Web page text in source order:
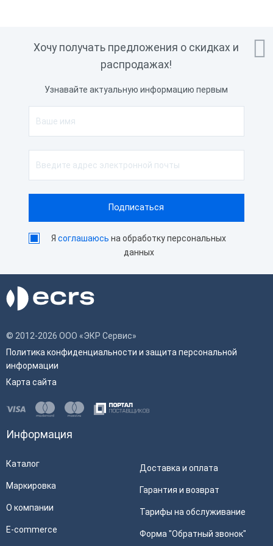

Хочу получать предложения о скидках и
распродажах!
Узнавайте актуальную информацию первым
Ясоглашаюсь на обработку персональных
данных
© 2012-2026 ООО «ЭКР Сервис»
Политика конфиденциальности и защита персональной
информации
Карта сайта
Информация
Каталог
Маркировка
О компании
E-commerce
Доставка и оплата
Гарантия и возврат
Тарифы на обслуживание
Форма "Обратный звонок"